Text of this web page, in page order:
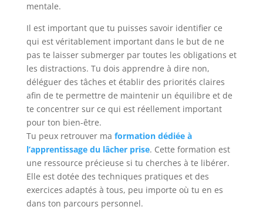
mentale.
Il est important que tu puisses savoir identifier ce
qui est véritablement important dans le but de ne
pas te laisser submerger par toutes les obligations et
les distractions. Tu dois apprendre à dire non,
déléguer des tâches et établir des priorités claires
afin de te permettre de maintenir un équilibre et de
te concentrer sur ce qui est réellement important
pour ton bien-être.
Tu peux retrouver ma formation dédiée à
l’apprentissage du lâcher prise. Cette formation est
une ressource précieuse si tu cherches à te libérer.
Elle est dotée des techniques pratiques et des
exercices adaptés à tous, peu importe où tu en es
dans ton parcours personnel.